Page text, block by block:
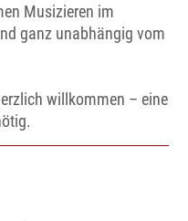
Musizieren im
ganz unabhängig vom
willkommen – eine